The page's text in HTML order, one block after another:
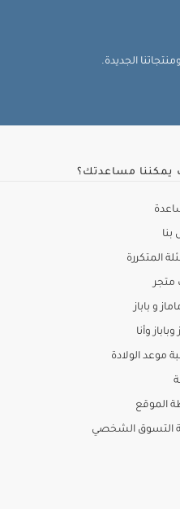
الجديدة.
يمكننا مساعدتك؟
بنا
المتكررة
متجر
و باباز
وباباز وأنا
موعد الولادة
الموقع
التسوق الشخصي